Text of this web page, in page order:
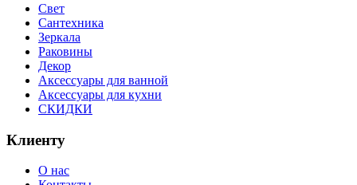
Свет
Сантехника
Зеркала
Раковины
Декор
Аксессуары для ванной
Аксессуары для кухни
СКИДКИ
Клиенту
О нас